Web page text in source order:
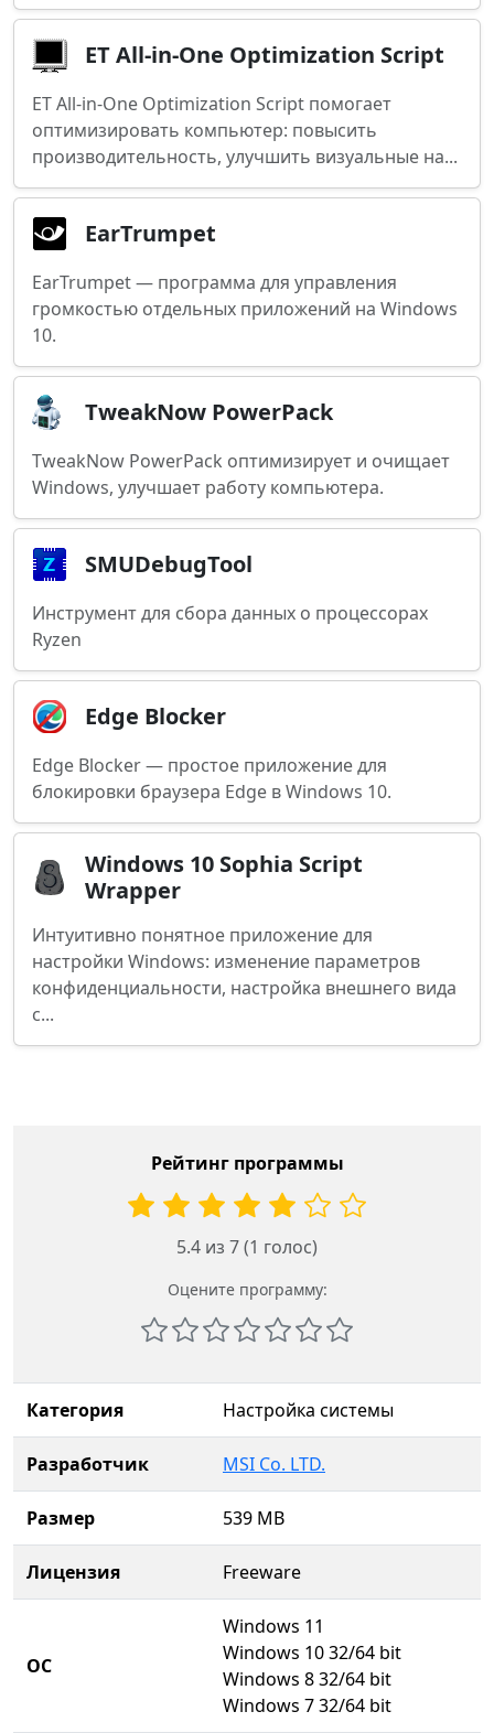
ET All-in-One Optimization Script
ET All-in-One Optimization Script помогает
оптимизировать компьютер: повысить
производительность, улучшить визуальные на...
EarTrumpet
EarTrumpet — программа для управления
громкостью отдельных приложений на Windows
10.
TweakNow PowerPack
TweakNow PowerPack оптимизирует и очищает
Windows, улучшает работу компьютера.
SMUDebugTool
Инструмент для сбора данных о процессорах
Ryzen
Edge Blocker
Edge Blocker — простое приложение для
блокировки браузера Edge в Windows 10.
Windows 10 Sophia Script
Wrapper
Интуитивно понятное приложение для
настройки Windows: изменение параметров
конфиденциальности, настройка внешнего вида
с...
Рейтинг программы
5.4 из 7 (1 голос)
Оцените программу:
Категория Настройка системы
Разработчик MSI Co. LTD.
Размер 539 MB
Лицензия Freeware
ОС
Windows 11
Windows 10 32/64 bit
Windows 8 32/64 bit
Windows 7 32/64 bit